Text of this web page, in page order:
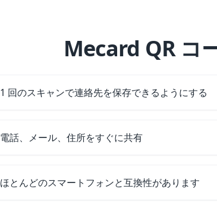
Mecard QR コ
1 回のスキャンで連絡先を保存できるようにする
電話、メール、住所をすぐに共有
ほとんどのスマートフォンと互換性があります